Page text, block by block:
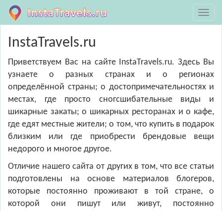
InstaTravels.ru
Приветствуем Вас на сайте InstaTravels.ru. Здесь Вы
узнаете о разных странах и о регионах
определённой страны; о достопримечательностях и
местах, где просто сногсшибательные виды и
шикарные закаты; о шикарных ресторанах и о кафе,
где едят местные жители; о том, что купить в подарок
близким или где приобрести брендовые вещи
недорого и многое другое.
Отличие нашего сайта от других в том, что все статьи
подготовлены на основе материалов блогеров,
которые постоянно проживают в той стране, о
которой они пишут или живут, постоянно